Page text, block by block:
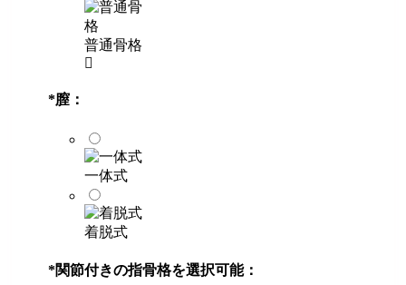
普通骨格
*膣：
一体式
着脱式
*関節付きの指骨格を選択可能：